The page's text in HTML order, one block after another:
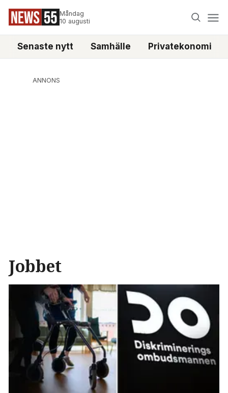
Måndag
10 augusti
Senaste nytt Samhälle Privatekonomi
ANNONS
Jobbet